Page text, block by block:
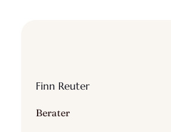
Finn Reuter
Berater